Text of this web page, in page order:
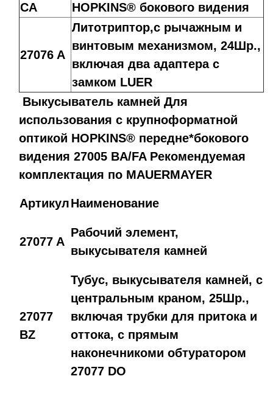
CA
HOPKINS® бокового видения
27076 A
Литотриптор,c рычажным и
винтовым механизмом, 24Шр.,
включая два адаптера с
замком LUER
Выкусыватель камней Для
использования с крупноформатной
оптикой HOPKINS® передне*бокового
видения 27005 BA/FA Рекомендуемая
комплектация по MAUERMAYER
АртикулНаименование
27077 A
Рабочий элемент,
выкусывателя камней
27077
BZ
Тубус, выкусывателя камней, с
центральным краном, 25Шр.,
включая трубки для притока и
оттока, с прямым
наконечникоми обтуратором
27077 DO